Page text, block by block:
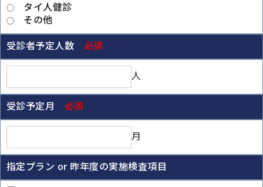
タイ人健診
その他
受診者予定人数 必須
人
受診予定月 必須
月
指定プラン or 昨年度の実施検査項目